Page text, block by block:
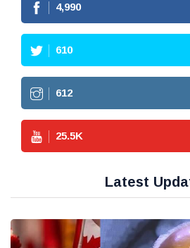
4,990
610
612
25.5K
Latest